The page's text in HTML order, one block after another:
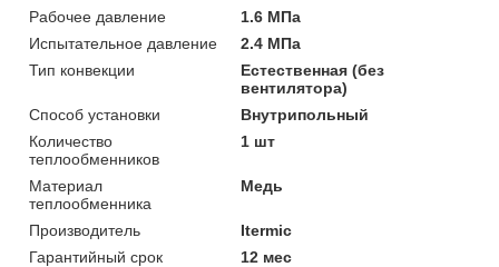
Рабочее давление
1.6 МПа
Испытательное давление
2.4 МПа
Тип конвекции
Естественная (без
вентилятора)
Способ установки
Внутрипольный
Количество
теплообменников
1 шт
Материал
теплообменника
Медь
Производитель
Itermic
Гарантийный срок
12 мес